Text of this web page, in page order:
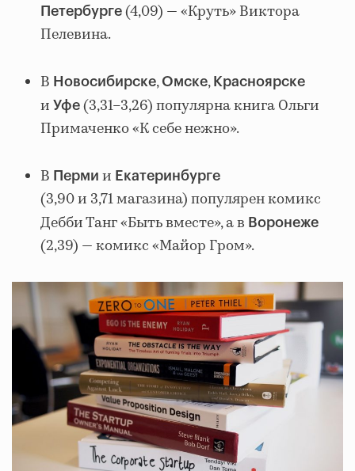
Петербурге (4,09) — «Круть» Виктора
Пелевина.
В Новосибирске,Омске, Красноярске
и Уфе (3,31–3,26) популярна книга Ольги
Примаченко «К себе нежно».
В Перми и Екатеринбурге
(3,90 и 3,71 магазина) популярен комикс
Дебби Танг «Быть вместе», а в Воронеже
(2,39) — комикс «Майор Гром».